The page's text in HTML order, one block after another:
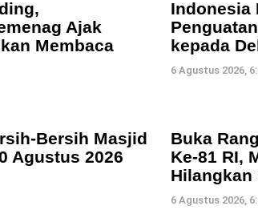
Ajak
Membaca
Indonesia
kepada
6 Agustus 2026,
Bersih Masjid
Agustus 2026
Buka
Ke-81 RI,
Hilangkan
6 Agustus 2026,